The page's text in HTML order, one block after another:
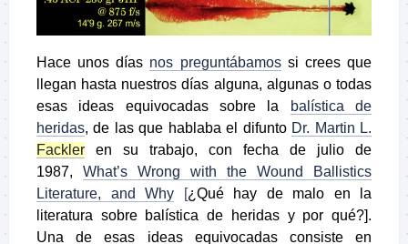
Hace unos días nos preguntábamossi crees que
llegan hasta nuestros días alguna, algunas o todas
esas ideas equivocadas sobre la
balística de
heridas, de las que hablaba el difunto Dr. Martin L.
Fackler
en su trabajo, con fecha de julio de
1987, What’s Wrong with the Wound Ballistics
Literature, and Why [¿Qué hay de malo en la
literatura sobre balística de heridas y por qué?].
Una de esas ideas equivocadas consiste en